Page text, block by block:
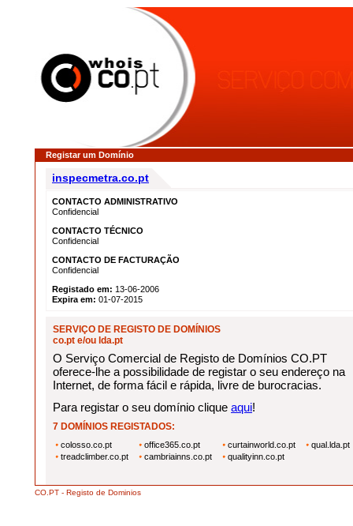
Registar um Domínio
inspecmetra.co.pt
CONTACTO ADMINISTRATIVO
Confidencial
CONTACTO TÉCNICO
Confidencial
CONTACTO DE FACTURAÇÃO
Confidencial
Registado em: 13-06-2006
Expira em: 01-07-2015
SERVIÇO DE REGISTO DE DOMÍNIOS
co.pt e/ou lda.pt
O Serviço Comercial de Registo de Domínios CO.PT
oferece-lhe a possibilidade de registar o seu endereço na
Internet, de forma fácil e rápida, livre de burocracias.
Para registar o seu domínio clique aqui!
7 DOMÍNIOS REGISTADOS:
colosso.co.pt office365.co.pt curtainworld.co.pt
qual.lda.pt
treadclimber.co.pt
cambriainns.co.pt qualityinn.co.pt
CO.PT - Registo de Dominios